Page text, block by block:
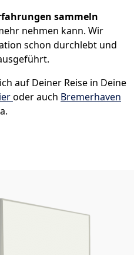
sammeln
nehmen kann. Wir
schon durchlebt und
auf Deiner Reise in Deine
oder auch Bremer­haven